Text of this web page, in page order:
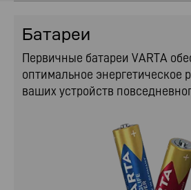
Батареи
Первичные батареи VARTA
оптимальное энергетическое
ваших устройств